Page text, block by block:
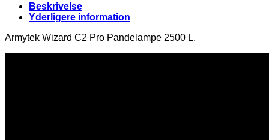
Beskrivelse
Yderligere information
Armytek Wizard C2 Pro Pandelampe 2500 L.